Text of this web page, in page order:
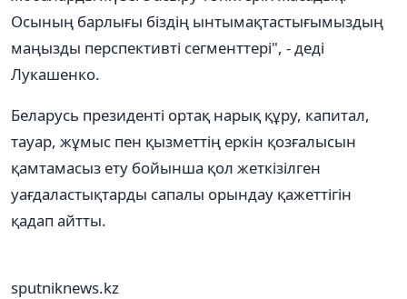
Осының барлығы біздің ынтымақтастығымыздың
маңызды перспективті сегменттері", - деді
Лукашенко.
Беларусь президенті ортақ нарық құру, капитал,
тауар, жұмыс пен қызметтің еркін қозғалысын
қамтамасыз ету бойынша қол жеткізілген
уағдаластықтарды сапалы орындау қажеттігін
қадап айтты.
sputniknews.kz